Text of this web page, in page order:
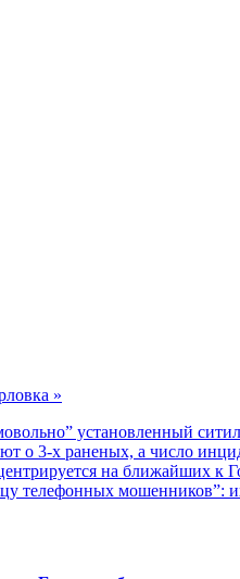
»
установленный
о 3-х раненых, а число
на ближайших к
телефонных мошенников”: